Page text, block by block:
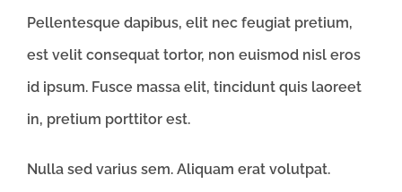
Pellentesque dapibus, elit nec feugiat pretium,
est velit consequat tortor, non euismod nisl eros
id ipsum. Fusce massa elit, tincidunt quis laoreet
in, pretium porttitor est.
Nulla sed varius sem. Aliquam erat volutpat.